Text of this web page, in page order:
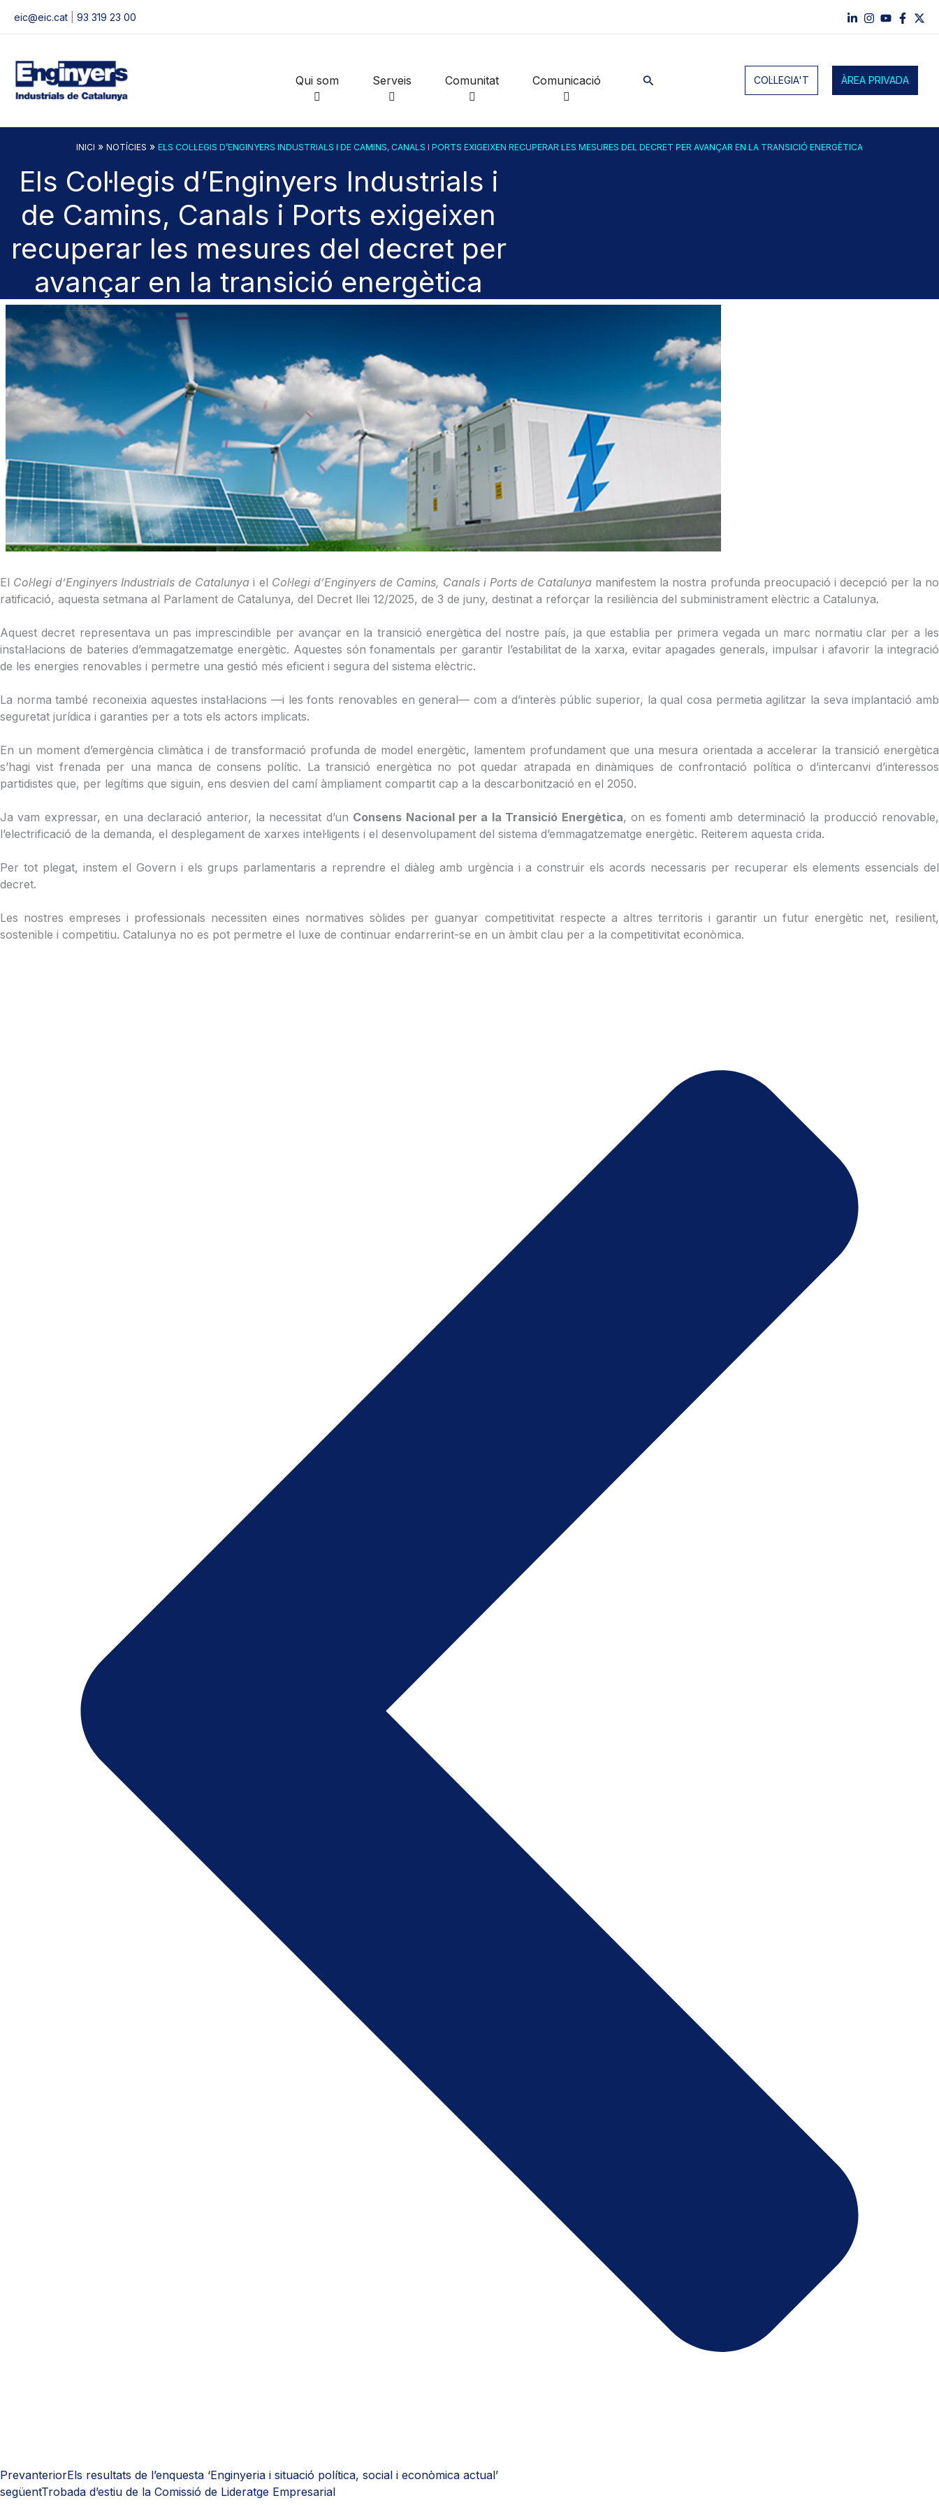
eic@eic.cat 93 319 23 00
Qui som Serveis Comunitat Comunicació Cerca COL·LEGIA'T ÀREA PRIVADA
INICI » NOTÍCIES » ELS COL·LEGIS D’ENGINYERS INDUSTRIALS I DE CAMINS, CANALS I PORTS EXIGEIXEN RECUPERAR LES MESURES DEL DECRET PER AVANÇAR EN LA TRANSICIÓ ENERGÈTICA
Els Col·legis d’Enginyers Industrials i
de Camins, Canals i Ports exigeixen
recuperar les mesures del decret per
avançar en la transició energètica
El Col·legi d’Enginyers Industrials de Catalunya i el Col·legi d’Enginyers de Camins, Canals i Ports de Catalunya manifestem la nostra profunda preocupació i decepció per la no
ratificació, aquesta setmana al Parlament de Catalunya, del Decret llei 12/2025, de 3 de juny, destinat a reforçar la resiliència del subministrament elèctric a Catalunya.
Aquest decret representava un pas imprescindible per avançar en la transició energètica del nostre país, ja que establia per primera vegada un marc normatiu clar per a les
instal·lacions de bateries d’emmagatzematge energètic. Aquestes són fonamentals per garantir l’estabilitat de la xarxa, evitar apagades generals, impulsar i afavorir la integració
de les energies renovables i permetre una gestió més eficient i segura del sistema elèctric.
La norma també reconeixia aquestes instal·lacions —i les fonts renovables en general— com a d’interès públic superior, la qual cosa permetia agilitzar la seva implantació amb
seguretat jurídica i garanties per a tots els actors implicats.
En un moment d’emergència climàtica i de transformació profunda de model energètic, lamentem profundament que una mesura orientada a accelerar la transició energètica
s’hagi vist frenada per una manca de consens polític. La transició energètica no pot quedar atrapada en dinàmiques de confrontació política o d’intercanvi d’interessos
partidistes que, per legítims que siguin, ens desvien del camí àmpliament compartit cap a la descarbonització en el 2050.
Ja vam expressar, en una declaració anterior, la necessitat d’un Consens Nacional per a la Transició Energètica, on es fomenti amb determinació la producció renovable,
l’electrificació de la demanda, el desplegament de xarxes intel·ligents i el desenvolupament del sistema d’emmagatzematge energètic. Reiterem aquesta crida.
Per tot plegat, instem el Govern i els grups parlamentaris a reprendre el diàleg amb urgència i a construir els acords necessaris per recuperar els elements essencials del
decret.
Les nostres empreses i professionals necessiten eines normatives sòlides per guanyar competitivitat respecte a altres territoris i garantir un futur energètic net, resilient,
sostenible i competitiu. Catalunya no es pot permetre el luxe de continuar endarrerint-se en un àmbit clau per a la competitivitat econòmica.
PrevanteriorEls resultats de l’enquesta ‘Enginyeria i situació política, social i econòmica actual’
següentTrobada d’estiu de la Comissió de Lideratge Empresarial